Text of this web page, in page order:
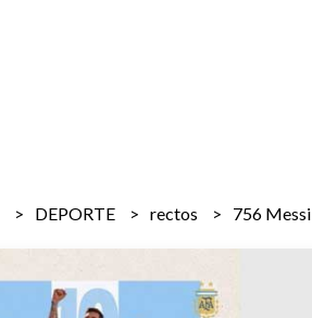
DEPORTE rectos 756 Messi